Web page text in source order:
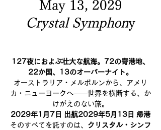
May 13, 2029
Crystal Symphony
127夜におよぶ壮大な航海。72の寄港地、
22か国、13のオーバーナイト。
オーストラリア・メルボルンから、アメリ
カ・ニューヨークへ――世界を横断する、か
けがえのない旅。
2029年1月7日 出航2029年5月13日 帰港
そのすべてを託すのは、 クリスタル・シンフ